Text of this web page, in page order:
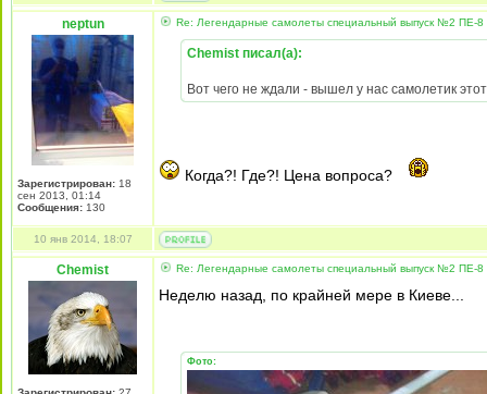
neptun
Зарегистрирован: 18
сен 2013, 01:14
Сообщения: 130
Re: Легендарные самолеты специальный выпуск №2 ПЕ-
Chemist писал(а):
Вот чего не ждали - вышел у нас самолетик
Когда?! Где?! Цена вопроса?
10 янв 2014, 18:07
Chemist Re: Легендарные самолеты специальный выпуск №2 ПЕ-
Неделю назад, по крайней мере в Киеве...
Фото: